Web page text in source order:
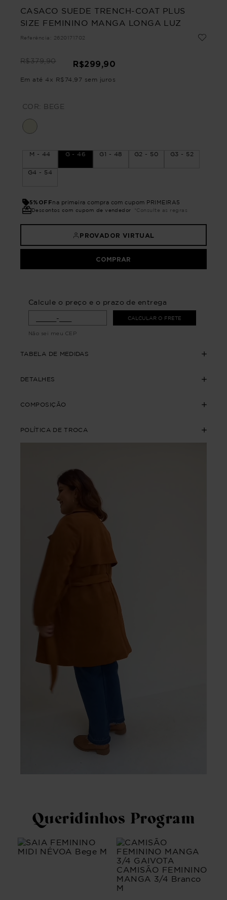
CASACO SUEDE TRENCH-COAT PLUS
SIZE FEMININO MANGA LONGA LUZ
Referência : 2620171702
R$379,90 R$299,90
Em até 4 x R$ 74 97 sem juros
COR: BEGE
M - 44 G - 46 G1 - 48 G2 - 50 G3 - 52
G4 - 54
5%OFFna primeira compra com cupom PRIMEIRA5
Descontos com cupom de vendedor *Consulte as regras
PROVADOR VIRTUAL
COMPRAR
Calcule o preço e o prazo de entrega
CALCULAR O FRETE
Não sei meu CEP
TABELA DE MEDIDAS
DETALHES
COMPOSIÇÃO
POLÍTICA DE TROCA
Queridinhos Program